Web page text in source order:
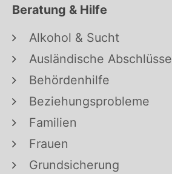
Beratung & Hilfe
Alkohol & Sucht
Ausländische Abschlüsse
Behördenhilfe
Beziehungsprobleme
Familien
Frauen
Grundsicherung